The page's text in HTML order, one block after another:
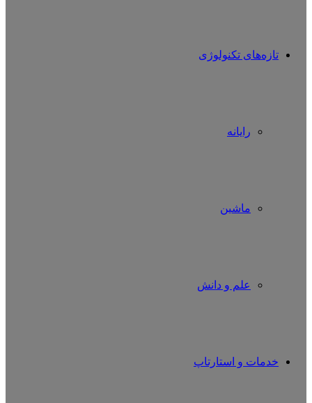
تازه‌های تکنولوژی
رایانه
ماشین
علم و دانش
خدمات و استارتاپ